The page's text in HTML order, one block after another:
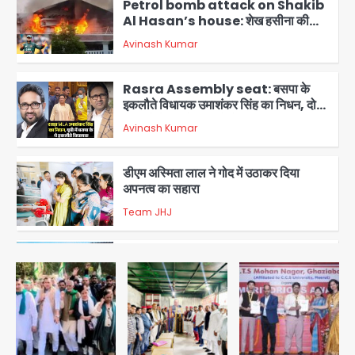
3
Petrol bomb attack on Shakib
Al Hasan’s house: शेख हसीना की
वर्चुअल प्रेस कॉन्फ्रेंस में जुड़ने पर भड़का
गुस्सा, शाकिब अल हसन के मगुरा स्थित घर पर
पेट्रोल बम से हमला
Avinash Kumar
4
Rasra Assembly seat: बसपा के
इकलौते विधायक उमाशंकर सिंह का निधन, दो
साल से कैंसर से जूझ रहे थे
Avinash Kumar
5
डीएम अस्मिता लाल ने गोद में उठाकर दिया
अपनत्व का सहारा
Team JHJ
1
करने वाले 11 बांग्लादेशी नागरिक सेंट्रल जिला
पुलिस के हत्थे चढ़े
Team JHJ
स्वतंत्रता दिवस पर फूलप्रूफ सुरक्षा को लेकर